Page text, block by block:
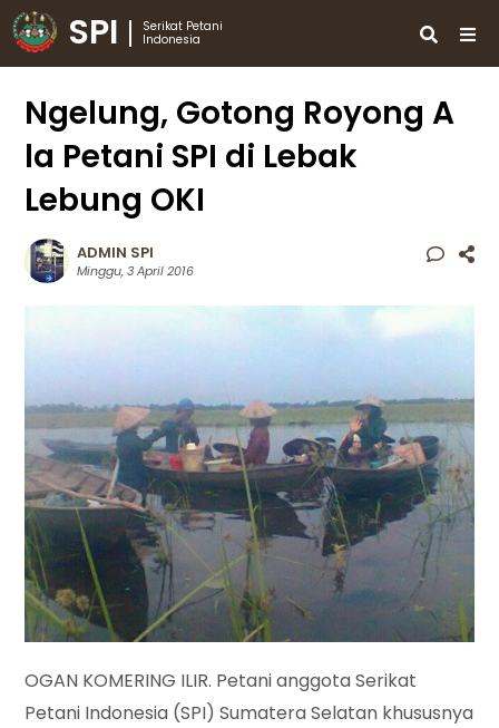
SPI
Serikat Petani
Indonesia
Ngelung, Gotong Royong A
la Petani SPI di Lebak
Lebung OKI
ADMIN SPI
Minggu, 3 April 2016
OGAN KOMERING ILIR. Petani anggota Serikat
Petani Indonesia (SPI) Sumatera Selatan khususnya